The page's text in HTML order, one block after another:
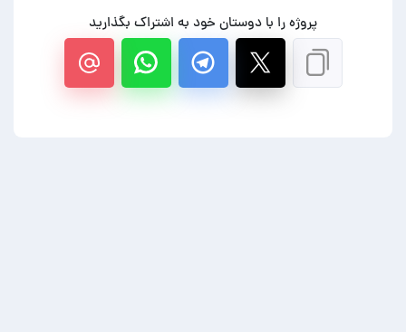
پروژه را با دوستان خود به اشتراک بگذارید